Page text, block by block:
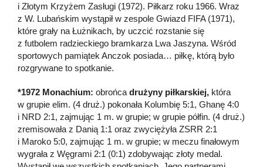
i Złotym Krzyżem Zasługi (1972). Piłkarz roku 1966. Wraz
z W. Lubańskim wystąpił w zespole Gwiazd FIFA (1971),
które grały na Łużnikach, by uczcić rozstanie się
z futbolem radzieckiego bramkarza Lwa Jaszyna. Wśród
sportowych pamiątek Anczok posiada… piłkę, którą było
rozgrywane to spotkanie.
*1972 Monachium: obrońca drużyny piłkarskiej, która
w grupie elim. (4 druż.) pokonała Kolumbię 5:1, Ghanę 4:0
i NRD 2:1, zajmując 1 m. w grupie; w grupie półfin. (4 druż.)
zremisowała z Danią 1:1 oraz zwyciężyła ZSRR 2:1
i Maroko 5:0, zajmując 1 m. w grupie; w meczu finałowym
wygrała z Węgrami 2:1 (0:1) zdobywając złoty medal.